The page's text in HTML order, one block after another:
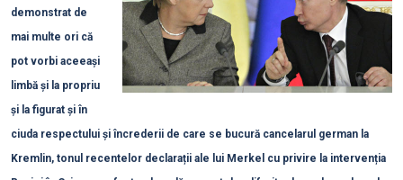
demonstrat de
mai multe ori că
pot vorbi aceeași
limbă și la propriu
și la figurat și în
ciuda respectului și încrederii de care se bucură cancelarul german la
Kremlin, tonul recentelor declarații ale lui Merkel cu privire la intervenția